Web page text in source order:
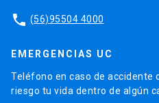
phone (56)95504 4000
EMERGENCIAS UC
Teléfono en caso de accidente
riesgo tu vida dentro de algún